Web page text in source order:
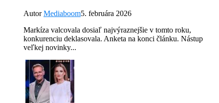
AutorMediaboom5. februára 2026
Markíza valcovala dosiaľ najvýraznejšie v tomto roku,
konkurenciu deklasovala. Anketa na konci článku. Nástup
veľkej novinky...